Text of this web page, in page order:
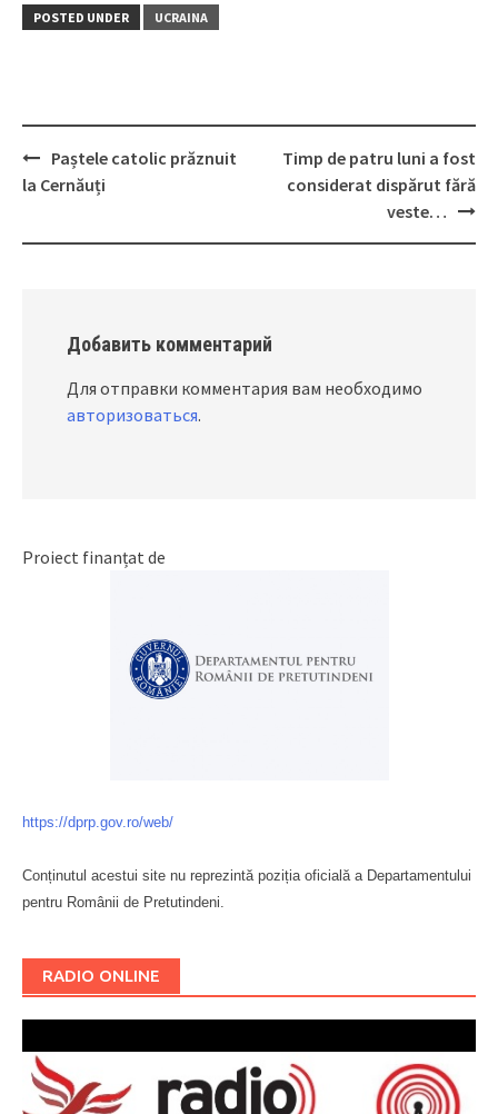
POSTED UNDER UCRAINA
Post
Paștele catolic prăznuit
la Cernăuți
Timp de patru luni a fost
considerat dispărut fără
veste…
Добавить комментарий
Для отправки комментария вам необходимо
авторизоваться.
Proiect finanțat de
https://dprp.gov.ro/web/
Conținutul acestui site nu reprezintă poziția oficială a Departamentului
pentru Românii de Pretutindeni.
RADIO ONLINE